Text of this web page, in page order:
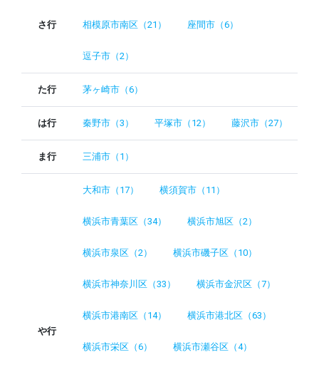
さ行 相模原市南区（21） 座間市（6）
逗子市（2）
た行 茅ヶ崎市（6）
は行 秦野市（3） 平塚市（12） 藤沢市（27）
ま行 三浦市（1）
や行
大和市（17） 横須賀市（11）
横浜市青葉区（34） 横浜市旭区（2）
横浜市泉区（2） 横浜市磯子区（10）
横浜市神奈川区（33） 横浜市金沢区（7）
横浜市港南区（14） 横浜市港北区（63）
横浜市栄区（6） 横浜市瀬谷区（4）